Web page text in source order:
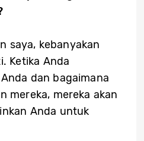
saya, kebanyakan
Ketika Anda
dan bagaimana
mereka, mereka akan
Anda untuk